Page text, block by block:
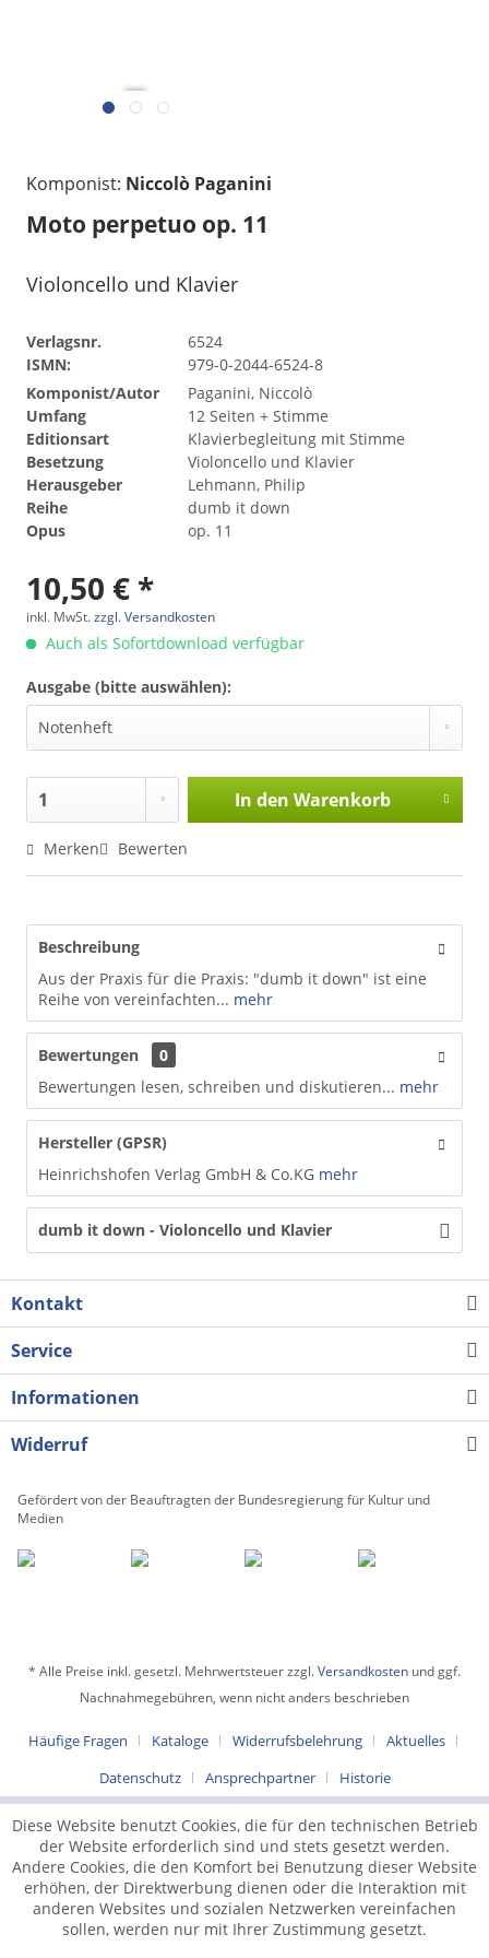
Komponist: Niccolò Paganini
Moto perpetuo op. 11
Violoncello und Klavier
Verlagsnr.
6524
ISMN:
979-0-2044-6524-8
Komponist/Autor
Paganini, Niccolò
Umfang
12 Seiten + Stimme
Editionsart
Klavierbegleitung mit Stimme
Besetzung
Violoncello und Klavier
Herausgeber
Lehmann, Philip
Reihe
dumb it down
Opus
op. 11
10,50 € *
inkl. MwSt.zzgl. Versandkosten
Auch als Sofortdownload verfügbar
Ausgabe (bitte auswählen):
In den Warenkorb
Merken Bewerten
Beschreibung
Aus der Praxis für die Praxis: "dumb it down" ist eine
Reihe von vereinfachten... mehr
Bewertungen
0
Bewertungen lesen, schreiben und diskutieren... mehr
Hersteller (GPSR)
Heinrichshofen Verlag GmbH & Co.KG mehr
dumb it down - Violoncello und Klavier
Kontakt
Service
Informationen
Widerruf
Gefördert von der Beauftragten der Bundesregierung für Kultur und
Medien
* Alle Preise inkl. gesetzl. Mehrwertsteuer zzgl.Versandkosten und ggf.
Nachnahmegebühren, wenn nicht anders beschrieben
Häufige Fragen Kataloge Widerrufsbelehrung
Aktuelles
Datenschutz
Ansprechpartner Historie
Diese Website benutzt Cookies, die für den technischen Betrieb
der Website erforderlich sind und stets gesetzt werden.
Andere Cookies, die den Komfort bei Benutzung dieser Website
erhöhen, der Direktwerbung dienen oder die Interaktion mit
anderen Websites und sozialen Netzwerken vereinfachen
sollen, werden nur mit Ihrer Zustimmung gesetzt.